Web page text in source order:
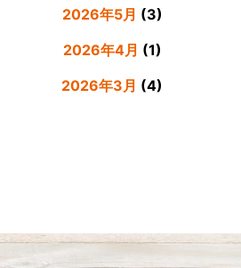
2026年5月 (3)
2026年4月 (1)
2026年3月 (4)
2025年9月
(3)